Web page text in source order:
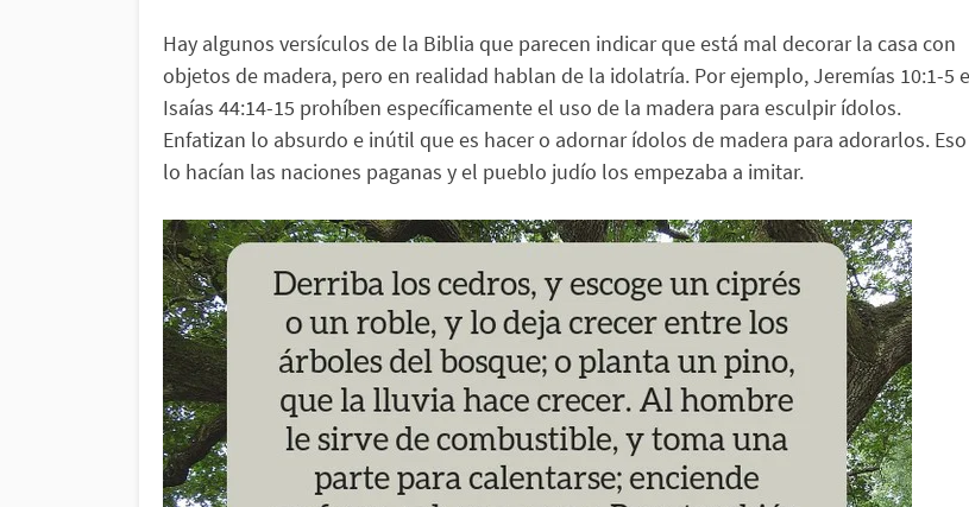
Hay algunos versículos de la Biblia que parecen indicar que está mal decorar la casa con
objetos de madera, pero en realidad hablan de la idolatría. Por ejemplo, Jeremías 10:1-5 e
Isaías 44:14-15 prohíben específicamente el uso de la madera para esculpir ídolos.
Enfatizan lo absurdo e inútil que es hacer o adornar ídolos de madera para adorarlos. Eso
lo hacían las naciones paganas y el pueblo judío los empezaba a imitar.